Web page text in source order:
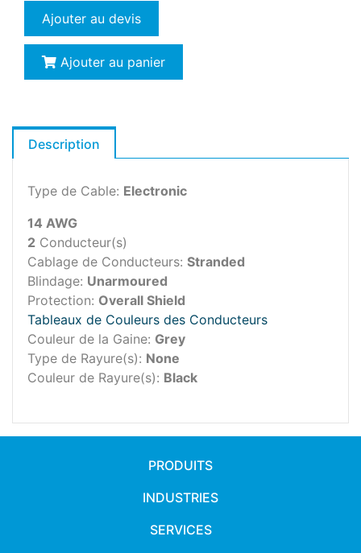
Ajouter au devis
Ajouter au panier
Description
Type de Cable: Electronic
14 AWG
2 Conducteur(s)
Cablage de Conducteurs: Stranded
Blindage: Unarmoured
Protection: Overall Shield
Tableaux de Couleurs des Conducteurs
Couleur de la Gaine: Grey
Type de Rayure(s): None
Couleur de Rayure(s): Black
PRODUITS
INDUSTRIES
SERVICES